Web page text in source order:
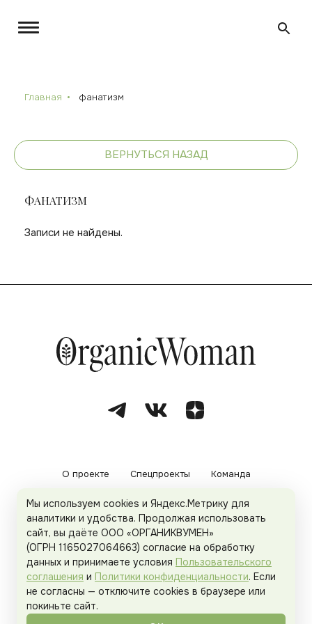
Главная фанатизм
ВЕРНУТЬСЯ НАЗАД
ФАНАТИЗМ
Записи не найдены.
О проекте Спецпроекты Команда
Рекламодателям Политика конфиденциальности
Пользовательское соглашение
Organicwoman.ru . Все права защищены.
Мы используем cookies и Яндекс.Метрику для
аналитики и удобства. Продолжая использовать
сайт, вы даёте ООО «ОРГАНИКВУМЕН»
(ОГРН 1165027064663) согласие на обработку
данных и принимаете условия Пользовательского
соглашения и Политики конфиденциальности. Если
не согласны — отключите cookies в браузере или
покиньте сайт.